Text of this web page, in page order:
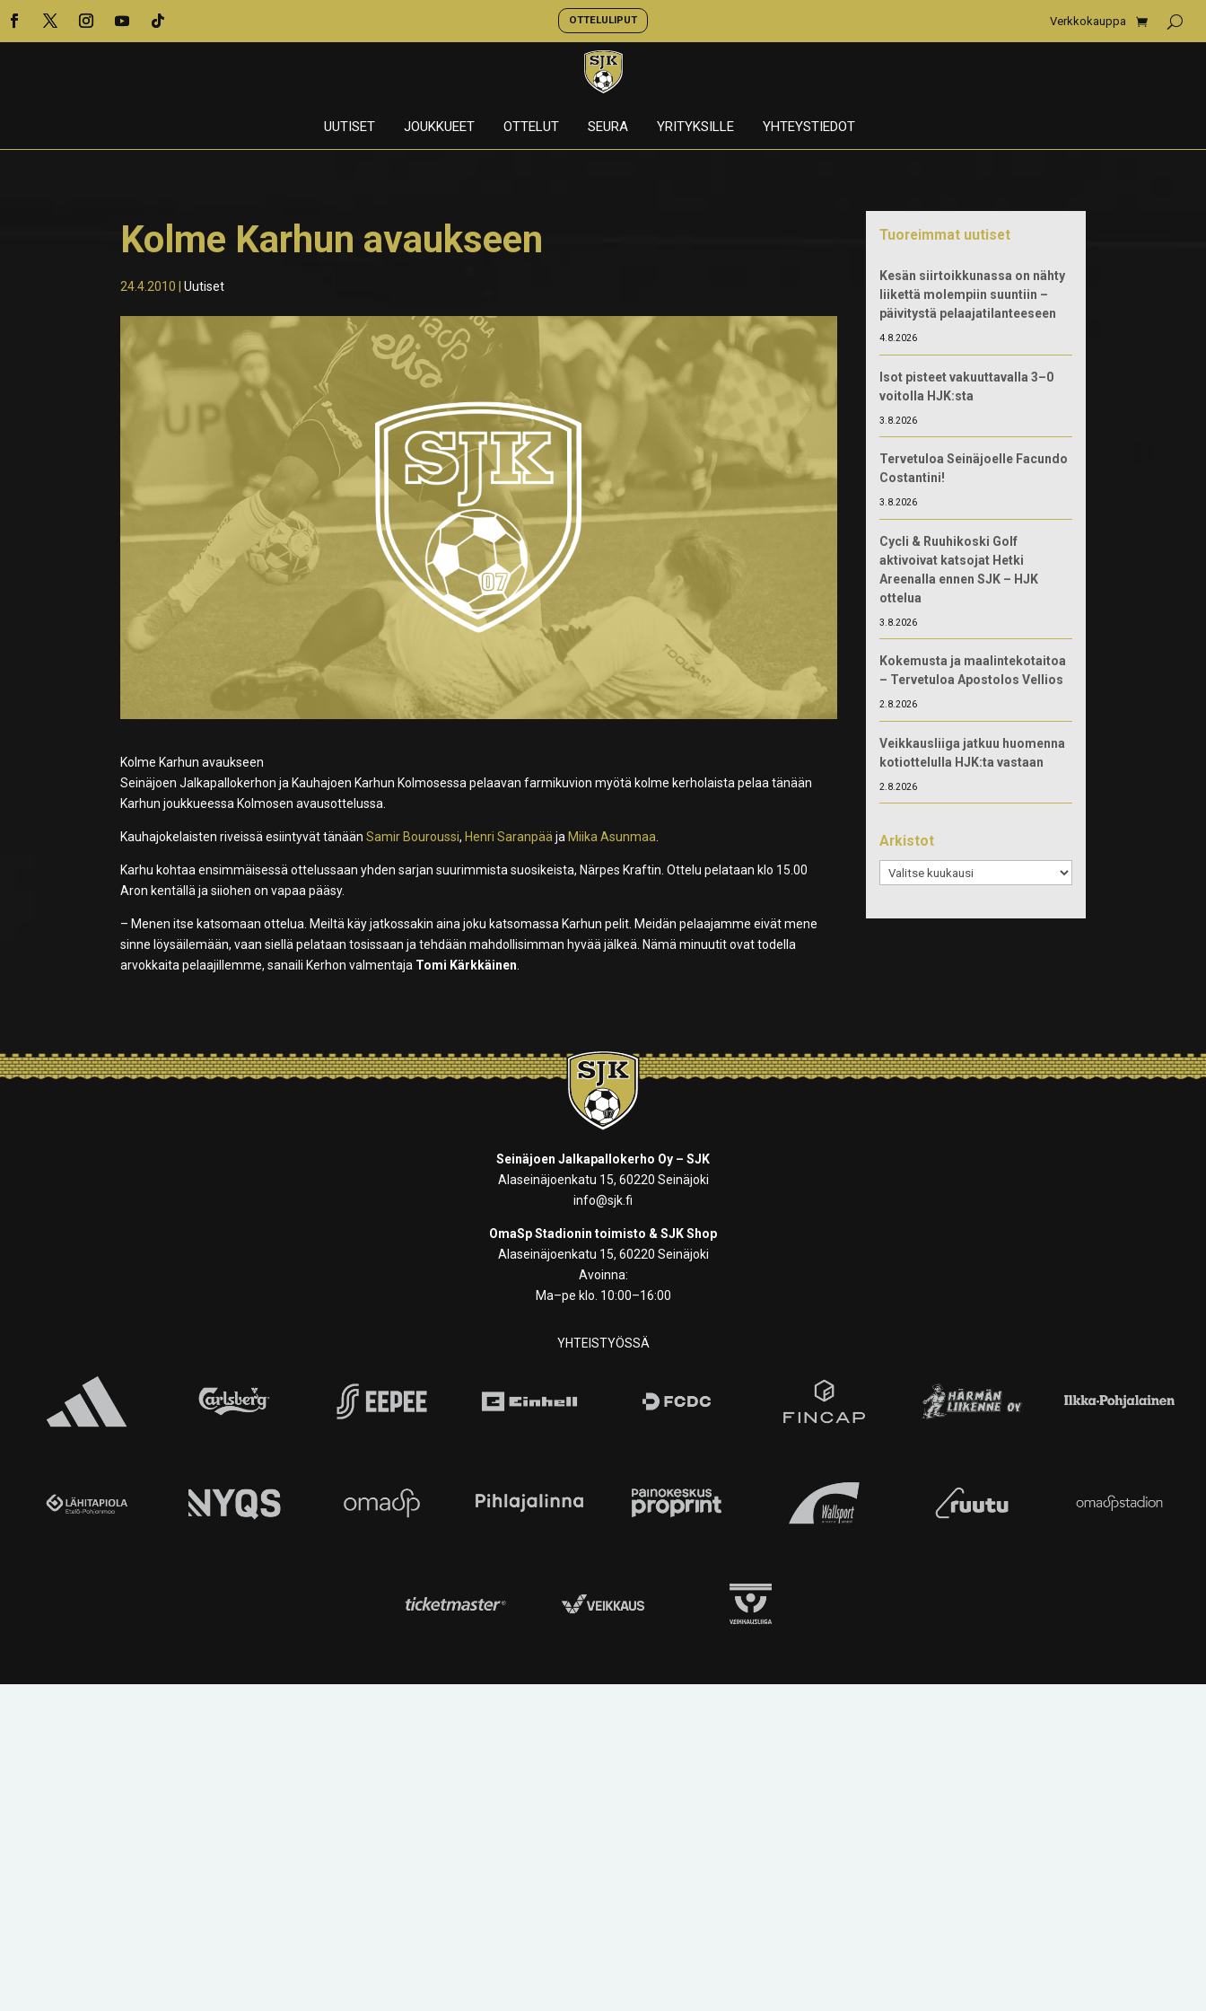
OTTELULIPUT Verkkokauppa
UUTISET JOUKKUEET OTTELUT SEURA YRITYKSILLE YHTEYSTIEDOT
Kolme Karhun avaukseen
24.4.2010 |Uutiset
Kolme Karhun avaukseen
Seinäjoen Jalkapallokerhon ja Kauhajoen Karhun Kolmosessa pelaavan farmikuvion myötä kolme kerholaista pelaa tänään
Karhun joukkueessa Kolmosen avausottelussa.
Kauhajokelaisten riveissä esiintyvät tänäänSamir Bouroussi, Henri Saranpääja Miika Asunmaa.
Karhu kohtaa ensimmäisessä ottelussaan yhden sarjan suurimmista suosikeista, Närpes Kraftin. Ottelu pelataan klo 15.00
Aron kentällä ja siiohen on vapaa pääsy.
– Menen itse katsomaan ottelua. Meiltä käy jatkossakin aina joku katsomassa Karhun pelit. Meidän pelaajamme eivät mene
sinne löysäilemään, vaan siellä pelataan tosissaan ja tehdään mahdollisimman hyvää jälkeä. Nämä minuutit ovat todella
arvokkaita pelaajillemme, sanaili Kerhon valmentaja Tomi Kärkkäinen.
Tuoreimmat uutiset
Kesän siirtoikkunassa on nähty
liikettä molempiin suuntiin –
päivitystä pelaajatilanteeseen
4.8.2026
Isot pisteet vakuuttavalla 3–0
voitolla HJK:sta
3.8.2026
Tervetuloa Seinäjoelle Facundo
Costantini!
3.8.2026
Cycli & Ruuhikoski Golf
aktivoivat katsojat Hetki
Areenalla ennen SJK – HJK
ottelua
3.8.2026
Kokemusta ja maalintekotaitoa
– Tervetuloa Apostolos Vellios
2.8.2026
Veikkausliiga jatkuu huomenna
kotiottelulla HJK:ta vastaan
2.8.2026
Arkistot
Arkistot
Seinäjoen Jalkapallokerho Oy – SJK
Alaseinäjoenkatu 15, 60220 Seinäjoki
info@sjk.fi
OmaSp Stadionin toimisto & SJK Shop
Alaseinäjoenkatu 15, 60220 Seinäjoki
Avoinna:
Ma–pe klo. 10:00–16:00
YHTEISTYÖSSÄ